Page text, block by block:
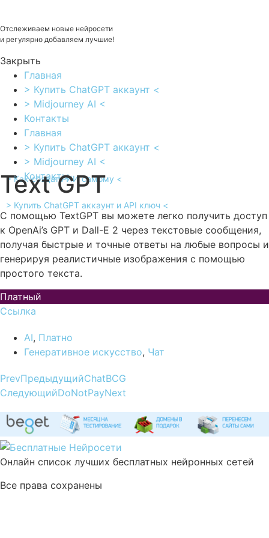
содержимому
Отслеживаем новые нейросети
и регулярно добавляем лучшие!
Закрыть
Главная
> Купить ChatGPT аккаунт <
> Midjourney AI <
Контакты
Главная
> Купить ChatGPT аккаунт <
> Midjourney AI <
Контакты
> Как создать ИИ самому <
> Купить ChatGPT аккаунт и API ключ <
Text GPT
С помощью TextGPT вы можете легко получить доступ
к OpenAi’s GPT и Dall-E 2 через текстовые сообщения,
получая быстрые и точные ответы на любые вопросы и
генерируя реалистичные изображения с помощью
простого текста.
Платный
Ссылка
AI, Платно
Генеративное искусство, Чат
PrevПредыдущийChatBCG
СледующийDoNotPayNext
Онлайн список лучших бесплатных нейронных сетей
Все права сохранены